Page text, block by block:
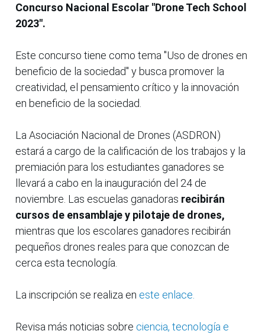
Concurso Nacional Escolar "Drone Tech School
2023".
Este concurso tiene como tema "Uso de drones en
beneficio de la sociedad" y busca promover la
creatividad, el pensamiento crítico y la innovación
en beneficio de la sociedad.
La Asociación Nacional de Drones (ASDRON)
estará a cargo de la calificación de los trabajos y la
premiación para los estudiantes ganadores se
llevará a cabo en la inauguración del 24 de
noviembre. Las escuelas ganadoras recibirán
cursos de ensamblaje y pilotaje de drones,
mientras que los escolares ganadores recibirán
pequeños drones reales para que conozcan de
cerca esta tecnología.
La inscripción se realiza en este enlace.
Revisa más noticias sobre ciencia, tecnología e